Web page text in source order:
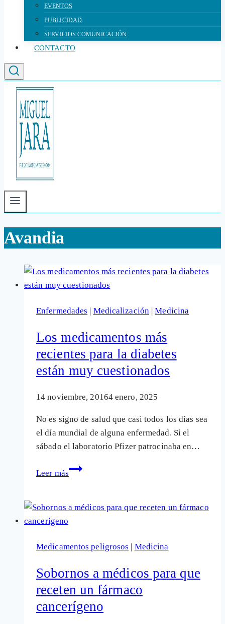
EVENTOS
PUBLICIDAD
SERVICIOS COMUNICACIÓN
CONTACTO
Avandia
Enfermedades Medicalización|Medicina
Los medicamentos más
recientes para la diabetes
están muy cuestionados
14 noviembre, 20164 enero, 2025
No es signo de salud que casi todos los días sea
el día mundial de alguna enfermedad. Si el
sábado el laboratorio Pfizer patrocinaba en…
Leer más
Los
recientes
para
diabetes
muy
cuestionados
Medicamentos peligrosos Medicina
Sobornos a médicos para que
receten un fármaco
cancerígeno